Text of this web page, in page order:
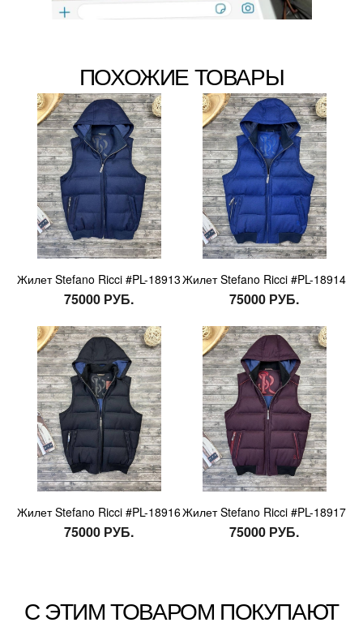
ПОХОЖИЕ ТОВАРЫ
Жилет Stefano Ricci #PL-18913
75000 РУБ.
Жилет Stefano Ricci #PL-18914
75000 РУБ.
Жилет Stefano Ricci #PL-18916
75000 РУБ.
Жилет Stefano Ricci #PL-18917
75000 РУБ.
С ЭТИМ ТОВАРОМ ПОКУПАЮТ